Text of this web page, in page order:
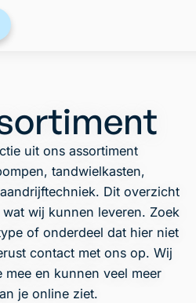
uit ons assortiment
tandwielkasten,
Dit overzicht
wij kunnen leveren. Zoek
of onderdeel dat hier niet
contact met ons op. Wij
mee en kunnen veel meer
je online ziet.